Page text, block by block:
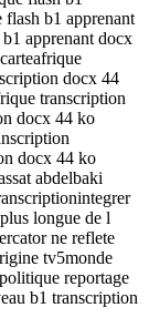
b1 apprenant
apprenant docx
docx 44
transcription
docx 44 ko
docx 44 ko
abdelbaki
longue de l
ne reflete
tv5monde
reportage
b1 transcription